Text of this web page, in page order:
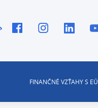
FINANČNÉ VZŤAHY S EÚ